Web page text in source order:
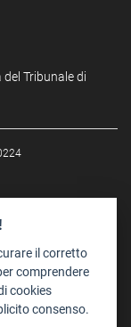
Tribunale di
il corretto
comprendere
cookies
consenso.